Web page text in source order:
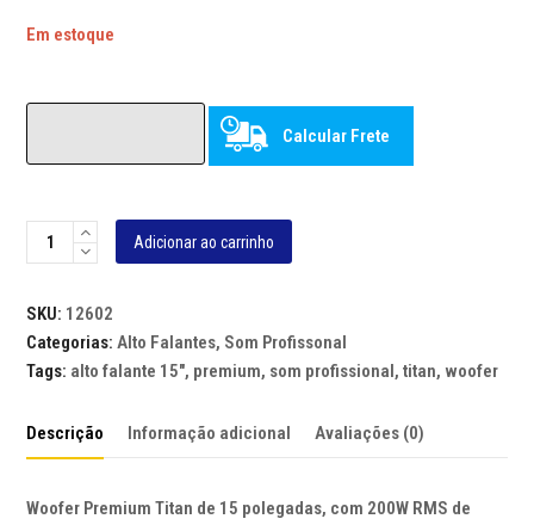
Em estoque
Calcular Frete
WOOFER
PREMIUM
15
POLEGADAS,
200WRMS,
OHMS
quantidade
Adicionar ao carrinho
SKU: 12602
Categorias: Alto Falantes, Som Profissonal
Tags: alto falante 15", premium, som profissional,titan, woofer
Descrição Informação adicional Avaliações (0)
Woofer Premium Titan de 15 polegadas, com 200W RMS de